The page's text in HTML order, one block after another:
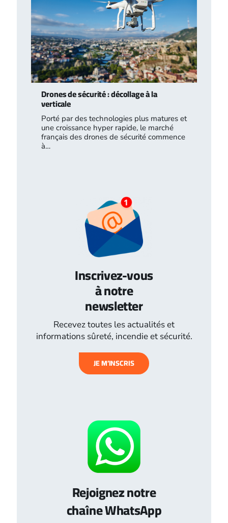
Drones de sécurité : décollage à la
verticale
Porté par des technologies plus matures et
une croissance hyper rapide, le marché
français des drones de sécurité commence
à…
Inscrivez-vous
à notre
newsletter
Recevez toutes les actualités et
informations sûreté, incendie et sécurité.
JE M’INSCRIS
Rejoignez notre
chaîne WhatsApp